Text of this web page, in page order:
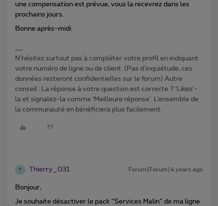
une compensation est prévue, vous la recevrez dans les
prochains jours.
Bonne après-midi.
N'hésitez surtout pas à compléter votre profil en indiquant
votre numéro de ligne ou de client. (Pas d'inquiétude, ces
données resteront confidentielles sur le forum) Autre
conseil : La réponse à votre question est correcte ? ‘Likez’-
la et signalez-la comme ‘Meilleure réponse’. L’ensemble de
la communauté en bénéficiera plus facilement.
T Thierry_031 Forum|Forum|4 years ago
Bonjour,
Je souhaite désactiver le pack “Services Malin” de ma ligne